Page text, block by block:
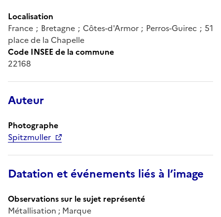
Localisation
France ; Bretagne ; Côtes-d'Armor ; Perros-Guirec ; 51
place de la Chapelle
Code INSEE de la commune
22168
Auteur
Photographe
Spitzmuller
Datation et événements liés à l’image
Observations sur le sujet représenté
Métallisation ; Marque